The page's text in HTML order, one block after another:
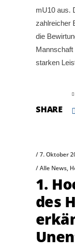
mU10 aus.
zahlreicher
die
starken
SHARE
7. Oktober
Alle News,
1.
des